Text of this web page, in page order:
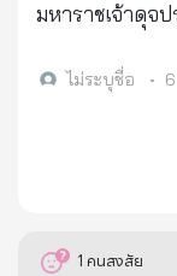
มหาราชเจ้าดุจ
นิทรรศการของ MEA 📌ภายในงานมีกา
รัชกาลที่ ๕ ในก
พร้อมถ่ายภาพกั
เวลา ๐๙.๐๐ -
ไม่ระบุชื่อ •
1 คนสงสัย